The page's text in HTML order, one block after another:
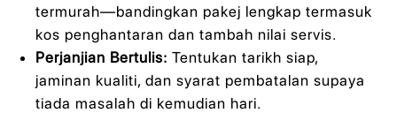
termurah—bandingkan pakej lengkap termasuk
kos penghantaran dan tambah nilai servis.
Perjanjian Bertulis: Tentukan tarikh siap,
jaminan kualiti, dan syarat pembatalan supaya
tiada masalah di kemudian hari.